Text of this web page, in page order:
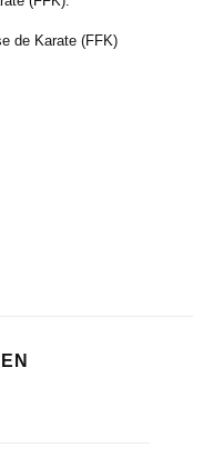
de Karate (FFK)